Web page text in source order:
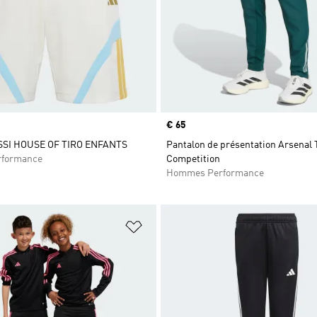
HOUSE OF TIRO ENFANTS
Prix
€ 65
Pantalon de présentation Arsenal
Competition
Hommes Performance
de produits favoris Ajouter à la Liste de produits